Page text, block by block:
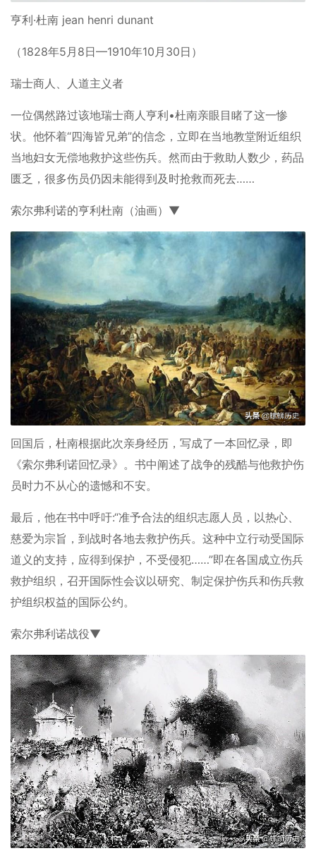
亨利·杜南 jean henri dunant
（1828年5月8日—1910年10月30日）
瑞士商人、人道主义者
一位偶然路过该地瑞士商人亨利•杜南亲眼目睹了这一惨
状。他怀着“四海皆兄弟”的信念，立即在当地教堂附近组织
当地妇女无偿地救护这些伤兵。然而由于救助人数少，药品
匮乏，很多伤员仍因未能得到及时抢救而死去……
索尔弗利诺的亨利杜南（油画）▼
回国后，杜南根据此次亲身经历，写成了一本回忆录，即
《索尔弗利诺回忆录》。书中阐述了战争的残酷与他救护伤
员时力不从心的遗憾和不安。
最后，他在书中呼吁:“准予合法的组织志愿人员，以热心、
慈爱为宗旨，到战时各地去救护伤兵。这种中立行动受国际
道义的支持，应得到保护，不受侵犯……”即在各国成立伤兵
救护组织，召开国际性会议以研究、制定保护伤兵和伤兵救
护组织权益的国际公约。
索尔弗利诺战役▼